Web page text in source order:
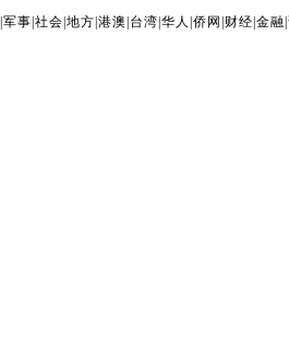
|军事 |社会 |地方 |港澳 台湾 |华人 |侨网 财经 |金融 |